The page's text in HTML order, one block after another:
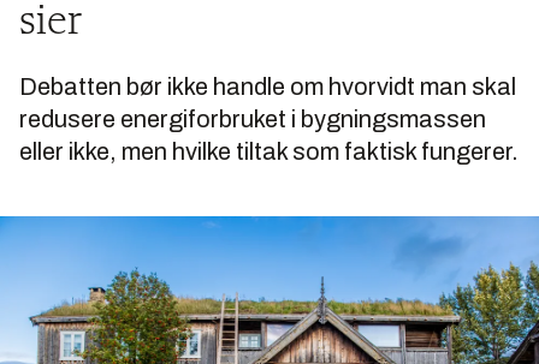
sier
Debatten bør ikke handle om hvorvidt man skal
redusere energiforbruket i bygningsmassen
eller ikke, men hvilke tiltak som faktisk fungerer.